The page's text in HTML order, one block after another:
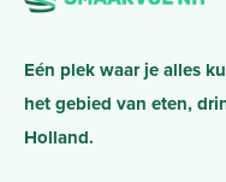
Eén plek waar je alles
het gebied van eten,
Holland.